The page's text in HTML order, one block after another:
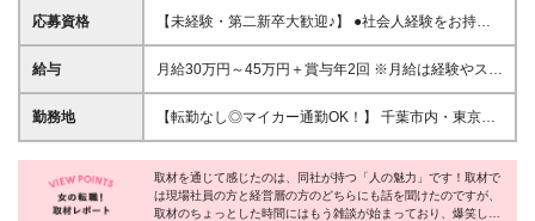
応募資格
【未経験・第二新卒大歓迎♪】 ●社会人経験をお持ち
の方 ※学歴・転職回数などは一切不問です！ ＼こん
な方にピッタリです！／ ★人とコミュニケーション
める方 ※志望動機は不要！“生活のため”でもOKです
給与
月給30万円～45万円＋賞与年2回 ※月給は経験やスキ
ルに応じて決定します ※上記金額には固定残業代（月
40時間分／62,900円～110,700円）が含まれます。超
年目で【月給40万円～】にアップする社員も！
勤務地
【転勤なし◎マイカー通勤OK！】 千葉市内・東京23
区内の現場でご活躍いただきます！ ■本社： 千葉県松
戸市稔台5-7-8 ※（変更の範囲）上記を除く当社関連
勤務地
取材を通じて感じたのは、同社が持つ「人の魅力」です！取材で
は現場社員の方と経営層の方のどちらにも話を聞けたのですが、
取材のちょっとした時間にはもう雑談が始まっており、爆笑しな